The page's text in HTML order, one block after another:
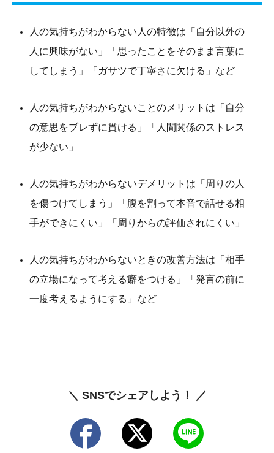
人の気持ちがわからない人の特徴は「自分以外の
人に興味がない」「思ったことをそのまま言葉に
してしまう」「ガサツで丁寧さに欠ける」など
人の気持ちがわからないことのメリットは「自分
の意思をブレずに貫ける」「人間関係のストレス
が少ない」
人の気持ちがわからないデメリットは「周りの人
を傷つけてしまう」「腹を割って本音で話せる相
手ができにくい」「周りからの評価されにくい」
人の気持ちがわからないときの改善方法は「相手
の立場になって考える癖をつける」「発言の前に
一度考えるようにする」など
＼ SNSでシェアしよう！ ／